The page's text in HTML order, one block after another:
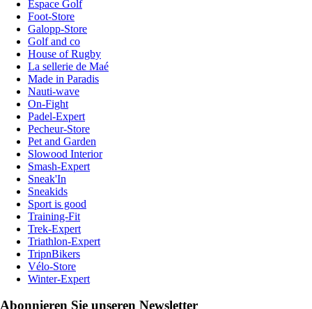
Espace Golf
Foot-Store
Galopp-Store
Golf and co
House of Rugby
La sellerie de Maé
Made in Paradis
Nauti-wave
On-Fight
Padel-Expert
Pecheur-Store
Pet and Garden
Slowood Interior
Smash-Expert
Sneak'In
Sneakids
Sport is good
Training-Fit
Trek-Expert
Triathlon-Expert
TripnBikers
Vélo-Store
Winter-Expert
Abonnieren Sie unseren Newsletter